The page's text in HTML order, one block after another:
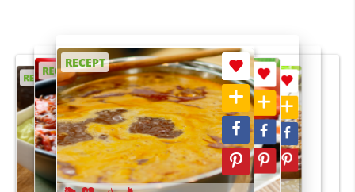
RECEPT
RECEPT
RECEPT
RECEPT
RECEPT